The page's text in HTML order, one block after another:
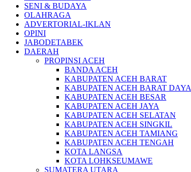
SENI & BUDAYA
OLAHRAGA
ADVERTORIAL-IKLAN
OPINI
JABODETABEK
DAERAH
PROPINSI ACEH
BANDA ACEH
KABUPATEN ACEH BARAT
KABUPATEN ACEH BARAT DAYA
KABUPATEN ACEH BESAR
KABUPATEN ACEH JAYA
KABUPATEN ACEH SELATAN
KABUPATEN ACEH SINGKIL
KABUPATEN ACEH TAMIANG
KABUPATEN ACEH TENGAH
KOTA LANGSA
KOTA LOHKSEUMAWE
SUMATERA UTARA